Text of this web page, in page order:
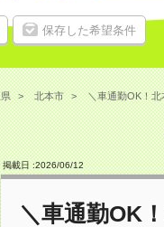
保存した希望条件
北本市 ＼車通勤OK！北
掲載日 :2026/06/12
＼車通勤OK